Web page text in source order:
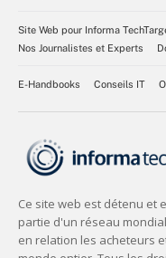
Site Web pour Informa
Nos Journalistes et Experts
E-Handbooks Conseils IT